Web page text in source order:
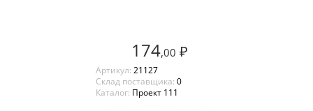
174,00 ₽
Артикул: 21127
Склад поставщика: 0
Каталог: Проект 111